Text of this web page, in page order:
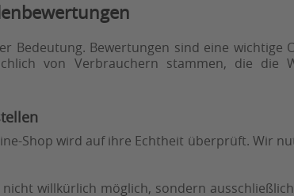
Bedeutung. Bewertungen sind eine
von Verbrauchern stammen, die
Shop wird auf ihre Echtheit überprüft. Wir
willkürlich möglich, sondern